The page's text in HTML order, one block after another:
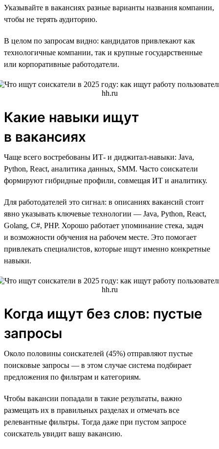
Указывайте в вакансиях разные варианты названия компании,
чтобы не терять аудиторию.
В целом по запросам видно: кандидатов привлекают как
технологичные компании, так и крупные государственные
или корпоративные работодатели.
Какие навыки ищут
в вакансиях
Чаще всего востребованы ИТ- и диджитал-навыки: Java,
Python, React, аналитика данных, SMM. Часто соискатели
формируют гибридные профили, совмещая ИТ и аналитику.
Для работодателей это сигнал: в описаниях вакансий стоит
явно указывать ключевые технологии — Java, Python, React,
Golang, C#, PHP. Хорошо работает упоминание стека, задач
и возможности обучения на рабочем месте. Это помогает
привлекать специалистов, которые ищут именно конкретные
навыки.
Когда ищут без слов: пустые
запросы
Около половины соискателей (45%) отправляют пустые
поисковые запросы — в этом случае система подбирает
предложения по фильтрам и категориям.
Чтобы вакансии попадали в такие результаты, важно
размещать их в правильных разделах и отмечать все
релевантные фильтры. Тогда даже при пустом запросе
соискатель увидит вашу вакансию.